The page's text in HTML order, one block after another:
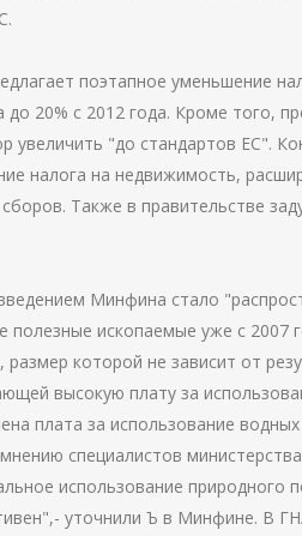
поэтапное уменьшение
20% с 2012 года. Кроме того,
увеличить "до стандартов ЕС".
налога на недвижимость,
Также в правительстве
Минфина стало
полезные ископаемые уже с 2007
которой не зависит от
высокую плату за
плата за использование
специалистов
использование природного
уточнили Ъ в Минфине. В